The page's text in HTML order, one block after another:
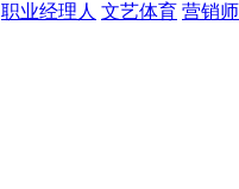
职业经理人 文艺体育 营销